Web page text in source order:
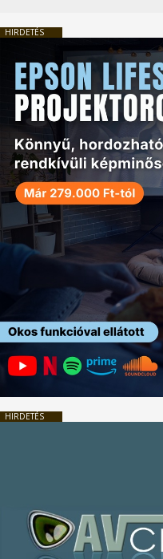
HIRDETÉS
HIRDETÉS